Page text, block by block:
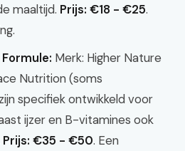
maaltijd. Prijs: €18 - €25.
Merk: Higher Nature
Nutrition (soms
specifiek ontwikkeld voor
ijzer en B-vitamines ook
Prijs: €35 - €50. Een